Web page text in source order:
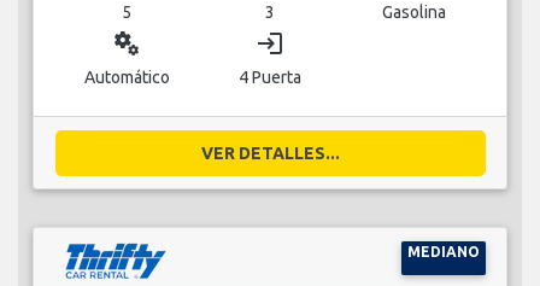
5 3 Gasolina
miscellaneous_services
Automático
login
4 Puerta
VER DETALLES...
MEDIANO